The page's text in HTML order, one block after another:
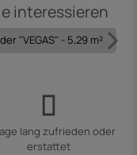
interessieren
"VEGAS" - 5,29 m²
lang zufrieden oder
erstattet